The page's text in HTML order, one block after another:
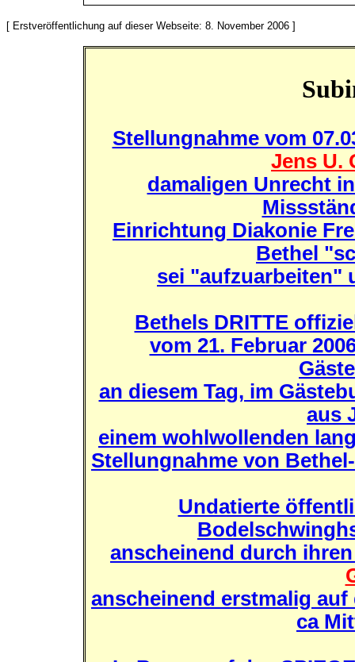
[ Erstveröffentlichung auf dieser Webseite: 8. November 2006 ]
Stellungnahme vom
Jens U.
damaligen Unrecht
Einrichtung Diakonie
Bethel
sei "aufzuarbeiten"
Bethels DRITTE
vom 21. Februar
an diesem Tag, im
aus
einem wohlwollenden
Stellungnahme von
Undatierte
anscheinend durch
anscheinend erstmalig
ca